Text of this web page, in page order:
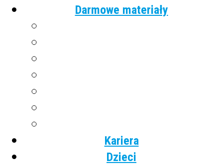
Darmowe materiały
Kariera
Dzieci